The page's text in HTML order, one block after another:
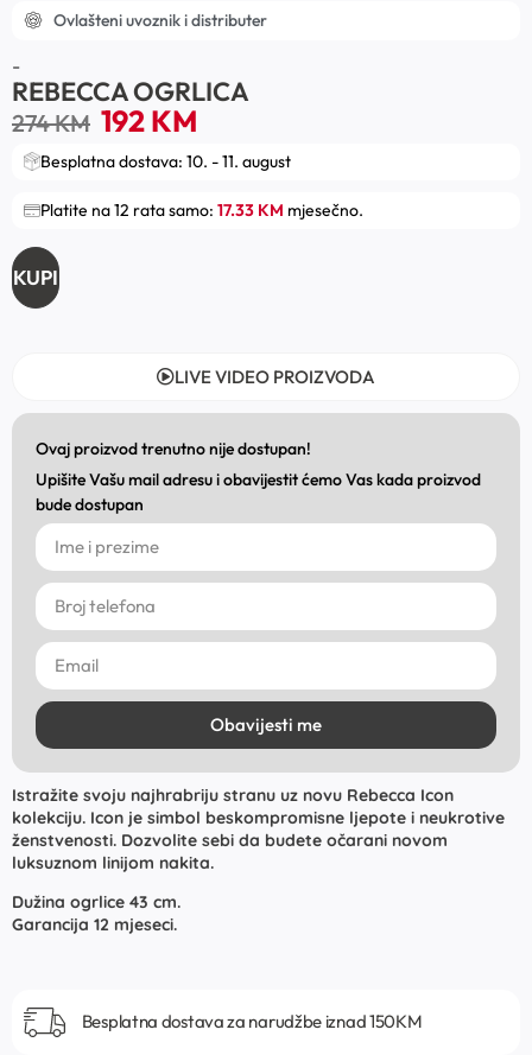
Ovlašteni uvoznik i distributer
-
REBECCA OGRLICA
274KM 192KM
Besplatna dostava: 10. - 11. august
Platite na 12 rata samo: 17.33 KM mjesečno.
KUPI
LIVE VIDEO PROIZVODA
Ovaj proizvod trenutno nije dostupan!
Upišite Vašu mail adresu i obavijestit ćemo Vas kada proizvod
bude dostupan
Obavijesti me
Istražite svoju najhrabriju stranu uz novu Rebecca Icon
kolekciju. Icon je simbol beskompromisne ljepote i neukrotive
ženstvenosti. Dozvolite sebi da budete očarani novom
luksuznom linijom nakita.
Dužina ogrlice 43 cm.
Garancija 12 mjeseci.
Besplatna dostava za narudžbe iznad 150KM